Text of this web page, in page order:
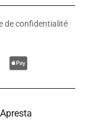
de confidentialité